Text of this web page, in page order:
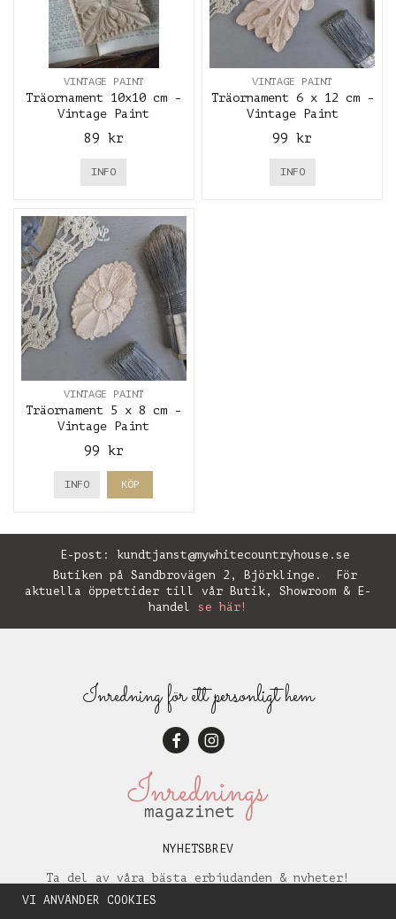
VINTAGE PAINT
Träornament 10x10 cm -
Vintage Paint
89 kr
INFO
VINTAGE PAINT
Träornament 6 x 12 cm -
Vintage Paint
99 kr
INFO
VINTAGE PAINT
Träornament 5 x 8 cm -
Vintage Paint
99 kr
INFO KÖP
E-post: kundtjanst@mywhitecountryhouse.se
Butiken på Sandbrovägen 2, Björklinge. För
aktuella öppettider till vår Butik, Showroom & E-
handel se här!
Inredning för ett personligt hem
NYHETSBREV
Ta del av våra bästa erbjudanden & nyheter!
VI ANVÄNDER COOKIES